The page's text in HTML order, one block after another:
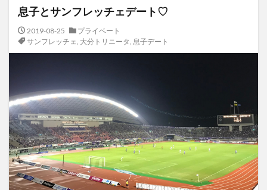
息子とサンフレッチェデート♡
2019-08-25
プライベート
サンフレッチェ, 大分トリニータ, 息子デート